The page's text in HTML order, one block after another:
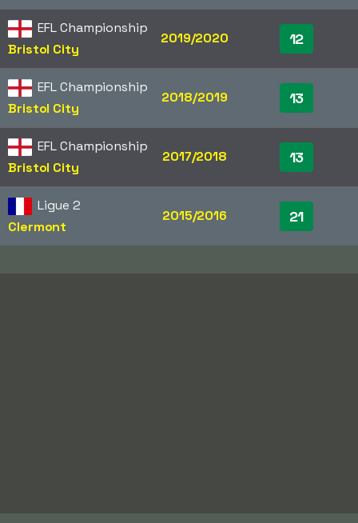
EFL Championship
Bristol City
2019/2020 12
EFL Championship
Bristol City
2018/2019 13
EFL Championship
Bristol City
2017/2018 13
Ligue 2
Clermont
2015/2016 21